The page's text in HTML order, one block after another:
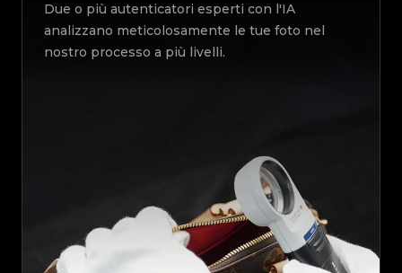
Due o più autenticatori esperti con l'IA
analizzano meticolosamente le tue foto nel
nostro processo a più livelli.